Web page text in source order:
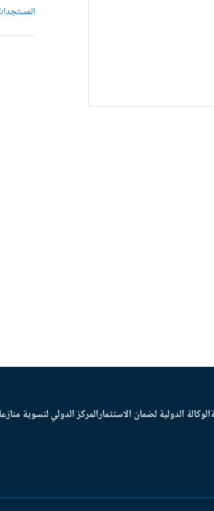
الوكالة الدولية لضمان الاستثمارالمركز الدولي لتسوية